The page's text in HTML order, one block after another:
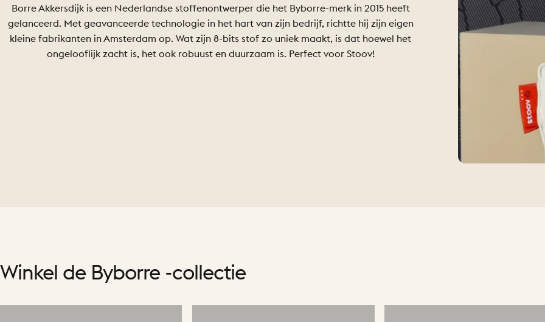
Borre Akkersdijk is een Nederlandse stoffenontwerper die het Byborre-merk in 2015 heeft
gelanceerd. Met geavanceerde technologie in het hart van zijn bedrijf, richtte hij zijn eigen
kleine fabrikanten in Amsterdam op. Wat zijn 8-bits stof zo uniek maakt, is dat hoewel het
ongelooflijk zacht is, het ook robuust en duurzaam is. Perfect voor Stoov!
Winkel de Byborre -collectie